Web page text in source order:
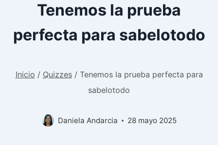
Tenemos la prueba
perfecta para sabelotodo
Inicio / Quizzes / Tenemos la prueba perfecta para
sabelotodo
Daniela Andarcia 28 mayo 2025